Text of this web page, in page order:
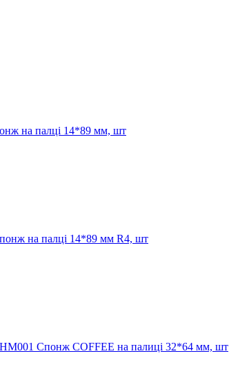
на палці 14*89 мм, шт
на палці 14*89 мм R4, шт
Спонж COFFEE на палиці 32*64 мм, шт